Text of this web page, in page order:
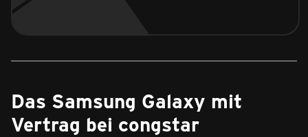
Das Samsung Galaxy mit
Vertrag bei congstar